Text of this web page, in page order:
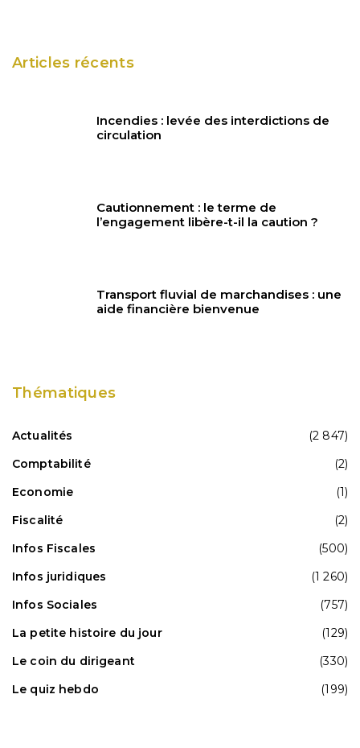
Articles récents
Incendies : levée des interdictions de
circulation
Cautionnement : le terme de
l’engagement libère-t-il la caution ?
Transport fluvial de marchandises : une
aide financière bienvenue
Thématiques
Actualités
(2 847)
Comptabilité
(2)
Economie
(1)
Fiscalité
(2)
Infos Fiscales
(500)
Infos juridiques
(1 260)
Infos Sociales
(757)
La petite histoire du jour
(129)
Le coin du dirigeant
(330)
Le quiz hebdo
(199)